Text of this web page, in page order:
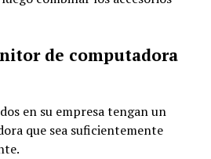
de computadora
en su empresa tengan un
que sea suficientemente